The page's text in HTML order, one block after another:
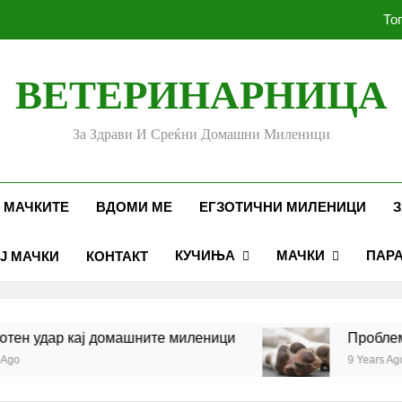
Убоди и угризи од
Стоматолошко здравје
Убоди и угризи од
ВЕТЕРИНАРНИЦА
За Здрави И Среќни Домашни Миленици
МАЧКИТЕ ВДОМИ МЕ ЕГЗОТИЧНИ МИЛЕНИЦИ
МАЧКИ КОНТАКТ КУЧИЊА МАЧКИ
удар кај домашните миленици Проблеми
9 Years Ago